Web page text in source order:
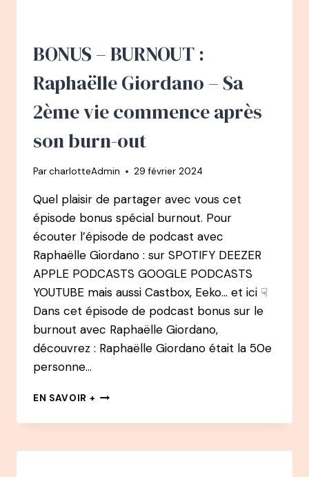
TA
FORCE
!
1ÈRE
SOURDE
FRANCE,
MARKETEUSE,
À
CONFÉRENCIÈRE
PROFESSIONNELLE
BONUS – BURNOUT :
Raphaëlle Giordano – Sa
2ème vie commence après
son burn-out
ParcharlotteAdmin 29 février 2024
Quel plaisir de partager avec vous cet
épisode bonus spécial burnout. Pour
écouter l’épisode de podcast avec
Raphaëlle Giordano : sur SPOTIFY DEEZER
APPLE PODCASTS GOOGLE PODCASTS
YOUTUBE mais aussi Castbox, Eeko… et ici ☟
Dans cet épisode de podcast bonus sur le
burnout avec Raphaëlle Giordano,
découvrez : Raphaëlle Giordano était la 50e
personne…
EN SAVOIR + BONUS
BURNOUT
RAPHAËLLE